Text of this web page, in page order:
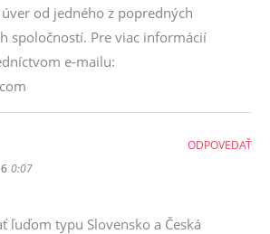
od jedného z popredných
spoločností. Pre viac informácií
e-mailu:
0:07
ľuďom typu Slovensko a Česká
ODPOVEDAŤ